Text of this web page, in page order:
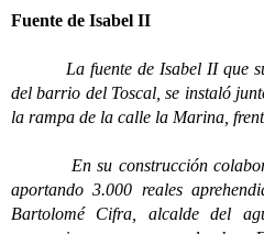
Fuente de Isabel II
La fuente de Isabel II que
del barrio del Toscal, se instaló
la rampa de la calle la Marina,
En su construcción
aportando 3.000 reales
Bartolomé Cifra, alcalde del